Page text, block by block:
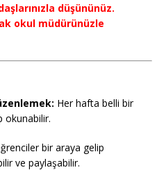
düşününüz.
okul müdürünüzle
Her hafta belli bir
okunabilir.
bir araya gelip
ve paylaşabilir.